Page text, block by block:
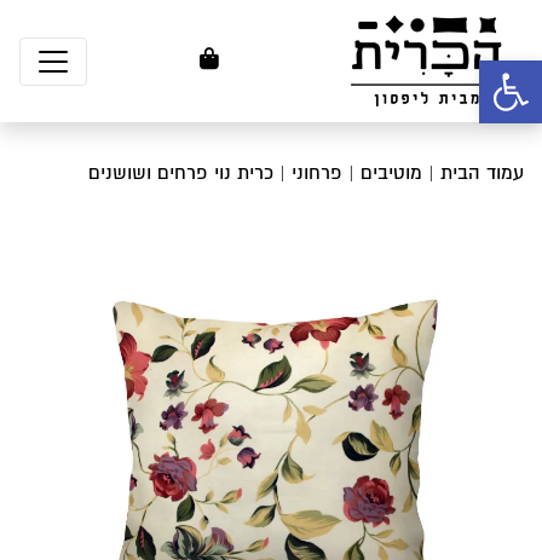
פתח סרגל נגישות
עמוד הבית | מוטיבים | פרחוני | כרית נוי פרחים ושושנים